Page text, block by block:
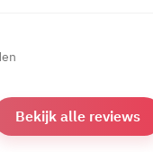
Bekijk alle reviews